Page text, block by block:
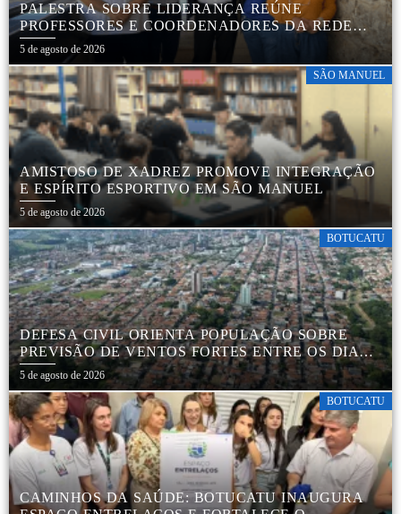
PALESTRA SOBRE LIDERANÇA REÚNE
PROFESSORES E COORDENADORES DA REDE
MUNICIPAL
5 de agosto de 2026
SÃO MANUEL
AMISTOSO DE XADREZ PROMOVE INTEGRAÇÃO
E ESPÍRITO ESPORTIVO EM SÃO MANUEL
5 de agosto de 2026
BOTUCATU
DEFESA CIVIL ORIENTA POPULAÇÃO SOBRE
PREVISÃO DE VENTOS FORTES ENTRE OS DIAS 6
E 9 DE AGOSTO
5 de agosto de 2026
BOTUCATU
CAMINHOS DA SAÚDE: BOTUCATU INAUGURA